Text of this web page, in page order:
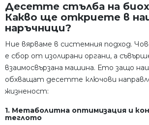
Десетте стълба на
Какво ще откриете в
наръчници?
Ние вярваме в системния подход.
е сбор от изолирани органи, а
взаимосвързана машина. Ето защо
обхващат десетте ключови
жизненост:
1. Метаболитна оптимизация и
теглото